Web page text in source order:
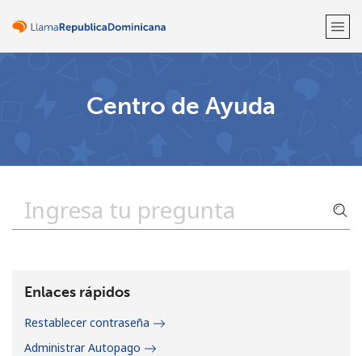
Centro de Ayuda
Enlaces rápidos
Restablecer contraseña
Administrar Autopago